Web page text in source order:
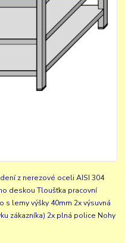
z nerezové oceli AISI 304
deskou Tloušťka pracovní
lemy výšky 40mm 2x výsuvná
zákazníka) 2x plná police Nohy